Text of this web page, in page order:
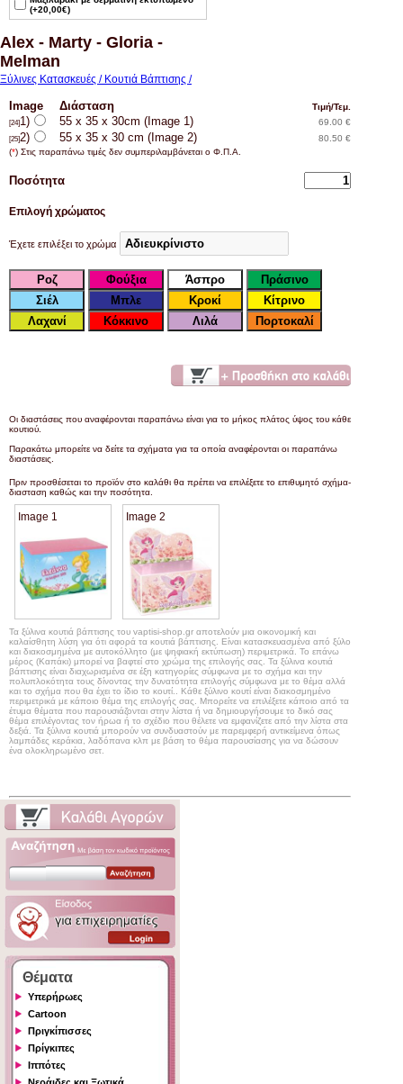
(+20,00€)
Alex - Marty - Gloria -
Melman
Ξύλινες Κατασκευές / Κουτιά Βάπτισης /
Image Διάσταση Τιμή/Τεμ.
[24] 1) 55 x 35 x 30cm (Image 1) 69.00 €
[25]2) 55 x 35 x 30 cm (Image 2)
80.50 €
(*) Στις παραπάνω τιμές δεν συμπεριλαμβάνεται ο Φ.Π.Α.
Ποσότητα
Επιλογή χρώματος
Έχετε επιλέξει το χρώμα
Οι διαστάσεις που αναφέρονται παραπάνω είναι για το μήκος πλάτος ύψος του κάθε
κουτιού.
Παρακάτω μπορείτε να δείτε τα σχήματα για τα οποία αναφέρονται οι παραπάνω
διαστάσεις.
Πριν προσθέσεται το προϊόν στο καλάθι θα πρέπει να επιλέξετε το επιθυμητό σχήμα-
διασταση καθώς και την ποσότητα.
Image 1 Image 2
Τα ξύλινα κουτιά βάπτισης του vaptisi-shop.gr αποτελούν μια οικονομική και
καλαίσθητη λύση για ότι αφορά τα κουτιά βάπτισης. Είναι κατασκευασμένα από ξύλο
και διακοσμημένα με αυτοκόλλητο (με ψηφιακή εκτύπωση) περιμετρικά. Το επάνω
μέρος (Καπάκι) μπορεί να βαφτεί στο χρώμα της επιλογής σας. Τα ξύλινα κουτιά
βάπτισης είναι διαχωρισμένα σε έξη κατηγορίες σύμφωνα με το σχήμα και την
πολυπλοκότητα τους δίνοντας την δυνατότητα επιλογής σύμφωνα με το θέμα αλλά
και το σχήμα που θα έχει το ίδιο το κουτί.. Κάθε ξύλινο κουτί είναι διακοσμημένο
περιμετρικά με κάποιο θέμα της επιλογής σας. Μπορείτε να επιλέξετε κάποιο από τα
έτυμα θέματα που παρουσιάζονται στην λίστα ή να δημιουργήσουμε το δικό σας
θέμα επιλέγοντας τον ήρωα ή το σχέδιο που θέλετε να εμφανίζετε από την λίστα στα
δεξιά. Τα ξύλινα κουτιά μπορούν να συνδυαστούν με παρεμφερή αντικείμενα όπως
λαμπάδες κεράκια, λαδόπανα κλπ με βάση το θέμα παρουσίασης για να δώσουν
ένα ολοκληρωμένο σετ.
Θέματα
Υπερήρωες
Cartoon
Πριγκίπισσες
Πρίγκιπες
Ιππότες